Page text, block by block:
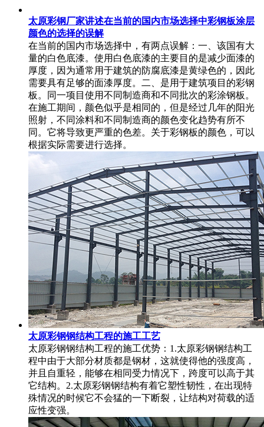
太原彩钢厂家讲述在当前的国内市场选择中彩钢板涂层
颜色的选择的误解
在当前的国内市场选择中，有两点误解：一、该国有大
量的白色底漆。使用白色底漆的主要目的是减少面漆的
厚度，因为通常用于建筑的防腐底漆是黄绿色的，因此
需要具有足够的面漆厚度。二、是用于建筑项目的彩钢
板。同一项目使用不同制造商和不同批次的彩涂钢板。
在施工期间，颜色似乎是相同的，但是经过几年的阳光
照射，不同涂料和不同制造商的颜色变化趋势有所不
同。它将导致更严重的色差。关于彩钢板的颜色，可以
根据实际需要进行选择。
太原彩钢钢结构工程的施工工艺
太原彩钢钢结构工程的施工优势：1.太原彩钢钢结构工
程中由于大部分材质都是钢材，这就使得他的强度高，
并且自重轻，能够在相同受力情况下，跨度可以高于其
它结构。2.太原彩钢钢结构有着它塑性韧性，在出现特
殊情况的时候它不会猛的一下断裂，让结构对荷载的适
应性变强。